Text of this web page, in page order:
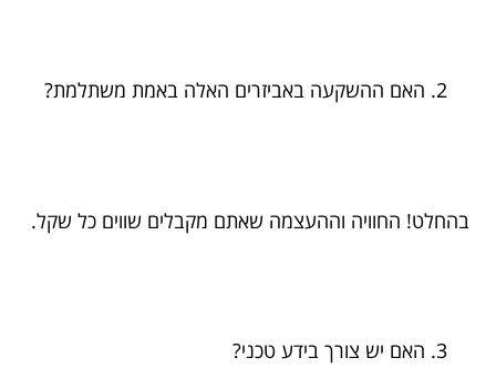
האם ההשקעה באביזרים האלה באמת משתלמת?
בהחלט! החוויה וההעצמה שאתם מקבלים שווים כל שקל.
האם יש צורך בידע טכני?